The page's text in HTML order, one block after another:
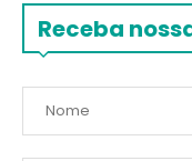
Receba